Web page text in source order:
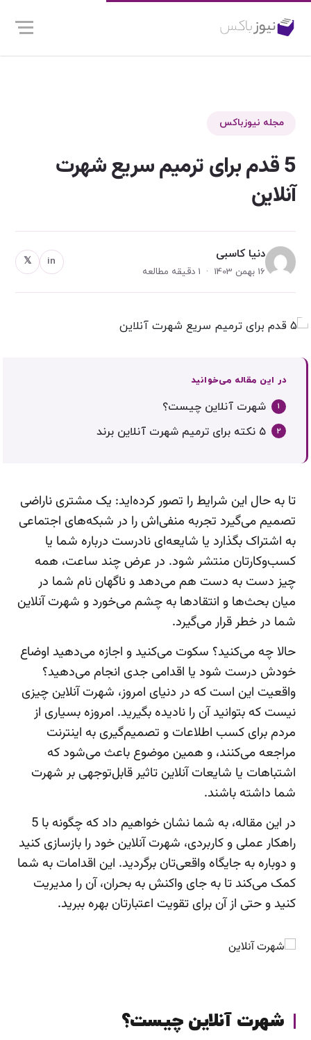
مجله نیوزباکس
5 قدم برای ترمیم سریع شهرت
آنلاین
دنیا کاسبی
16 بهمن 1403 · 1 دقیقه مطالعه
in
𝕏
در این مقاله می‌خوانید
شهرت آنلاین چیست؟
۵ نکته برای ترمیم شهرت آنلاین برند
تا به حال این شرایط را تصور کرده‌اید: یک مشتری ناراضی
تصمیم می‌گیرد تجربه منفی‌اش را در شبکه‌های اجتماعی
به اشتراک بگذارد یا شایعه‌ای نادرست درباره شما یا
کسب‌وکارتان منتشر شود. در عرض چند ساعت، همه
چیز دست به دست هم می‌دهد و ناگهان نام شما در
میان بحث‌ها و انتقادها به چشم می‌خورد و شهرت آنلاین
شما در خطر قرار می‌گیرد.
حالا چه می‌کنید؟ سکوت می‌کنید و اجازه می‌دهید اوضاع
خودش درست شود یا اقدامی جدی انجام می‌دهید؟
واقعیت این است که در دنیای امروز، شهرت آنلاین چیزی
نیست که بتوانید آن را نادیده بگیرید. امروزه بسیاری از
مردم برای کسب اطلاعات و تصمیم‌گیری به اینترنت
مراجعه می‌کنند، و همین موضوع باعث می‌شود که
اشتباهات یا شایعات آنلاین تاثیر قابل‌توجهی بر شهرت
شما داشته باشند.
در این مقاله، به شما نشان خواهیم داد که چگونه با 5
راهکار عملی و کاربردی، شهرت آنلاین خود را بازسازی کنید
و دوباره به جایگاه واقعی‌تان برگردید. این اقدامات به شما
کمک می‌کند تا به جای واکنش به بحران، آن را مدیریت
کنید و حتی از آن برای تقویت اعتبارتان بهره ببرید.
شهرت آنلاین چیست؟